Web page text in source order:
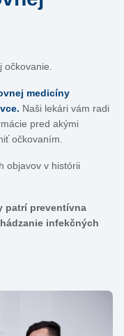
medicíny
Naši lekári vám radi
pred akými
očkovaním.
objavov v histórii
patrí preventívna
infekčných